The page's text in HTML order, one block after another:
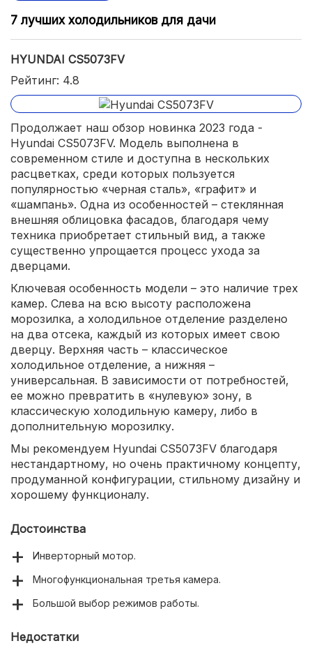
7 лучших холодильников для дачи
HYUNDAI CS5073FV
Рейтинг: 4.8
Продолжает наш обзор новинка 2023 года -
Hyundai CS5073FV. Модель выполнена в
современном стиле и доступна в нескольких
расцветках, среди которых пользуется
популярностью «черная сталь», «графит» и
«шампань». Одна из особенностей – стеклянная
внешняя облицовка фасадов, благодаря чему
техника приобретает стильный вид, а также
существенно упрощается процесс ухода за
дверцами.
Ключевая особенность модели – это наличие трех
камер. Слева на всю высоту расположена
морозилка, а холодильное отделение разделено
на два отсека, каждый из которых имеет свою
дверцу. Верхняя часть – классическое
холодильное отделение, а нижняя –
универсальная. В зависимости от потребностей,
ее можно превратить в «нулевую» зону, в
классическую холодильную камеру, либо в
дополнительную морозилку.
Мы рекомендуем Hyundai CS5073FV благодаря
нестандартному, но очень практичному концепту,
продуманной конфигурации, стильному дизайну и
хорошему функционалу.
Достоинства
Инверторный мотор.
Многофункциональная третья камера.
Большой выбор режимов работы.
Недостатки